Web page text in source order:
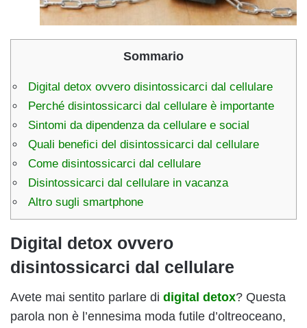
Sommario
Digital detox ovvero disintossicarci dal cellulare
Perché disintossicarci dal cellulare è importante
Sintomi da dipendenza da cellulare e social
Quali benefici del disintossicarci dal cellulare
Come disintossicarci dal cellulare
Disintossicarci dal cellulare in vacanza
Altro sugli smartphone
Digital detox ovvero
disintossicarci dal cellulare
Avete mai sentito parlare di digital detox? Questa
parola non è l’ennesima moda futile d’oltreoceano,